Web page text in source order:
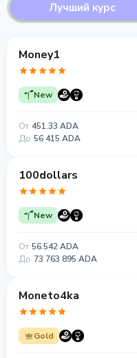
Лучший курс
Money1
New
От 451.33 ADA
До 56 415 ADA
100dollars
New
От 56.542 ADA
До 73 763 895 ADA
Moneto4ka
Gold